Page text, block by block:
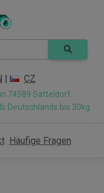
| CZ
74589 Satteldorf.
Deutschlands bis 30kg
Häufige Fragen